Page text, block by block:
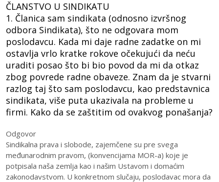
ČLANSTVO U SINDIKATU
1. Članica sam sindikata (odnosno izvršnog
odbora Sindikata), što ne odgovara mom
poslodavcu. Kada mi daje radne zadatke on mi
ostavlja vrlo kratke rokove očekujući da neću
uraditi posao što bi bio povod da mi da otkaz
zbog povrede radne obaveze. Znam da je stvarni
razlog taj što sam poslodavcu, kao predstavnica
sindikata, više puta ukazivala na probleme u
firmi. Kako da se zaštitim od ovakvog ponašanja?
Odgovor
Sindikalna prava i slobode, zajemčene su pre svega
međunarodnim pravom, (konvencijama MOR-a) koje je
potpisala naša zemlja kao i našim Ustavom i domaćim
zakonodavstvom. U konkretnom slučaju, poslodavac mora da